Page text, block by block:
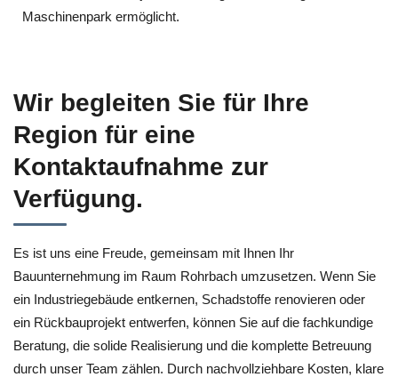
Maschinenpark ermöglicht.
Wir begleiten Sie für Ihre
Region für eine
Kontaktaufnahme zur
Verfügung.
Es ist uns eine Freude, gemeinsam mit Ihnen Ihr
Bauunternehmung im Raum Rohrbach umzusetzen. Wenn Sie
ein Industriegebäude entkernen, Schadstoffe renovieren oder
ein Rückbauprojekt entwerfen, können Sie auf die fachkundige
Beratung, die solide Realisierung und die komplette Betreuung
durch unser Team zählen. Durch nachvollziehbare Kosten, klare